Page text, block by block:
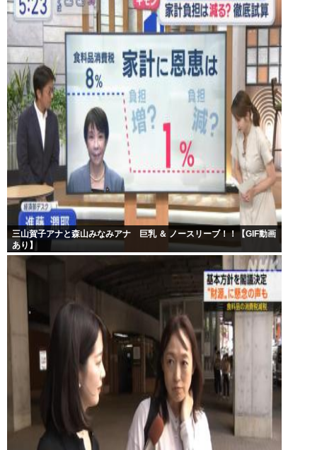
三山賀子アナと森山みなみアナ 巨乳 ＆ ノースリーブ！！【GIF動画
あり】